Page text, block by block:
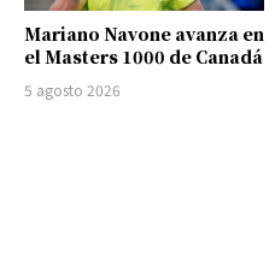
Mariano Navone avanza en
el Masters 1000 de Canadá
5 agosto 2026